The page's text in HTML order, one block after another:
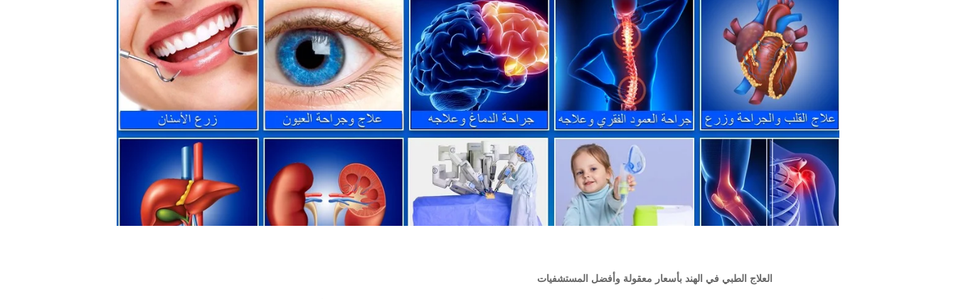
العلاج الطبي في الهند بأسعار معقولة وأفضل المستشفيات